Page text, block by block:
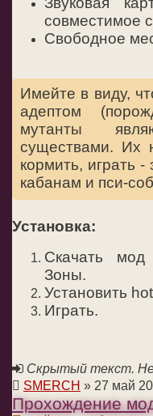
совместимое
Свободное
Имейте в виду,
адептом
мутанты
существами. Их
кормить, играть -
кабанам и пси-
Установка:
Скачать
Зоны.
Установить
Играть.
Скрытый текст.
SMERCH » 27 май
Прохождение